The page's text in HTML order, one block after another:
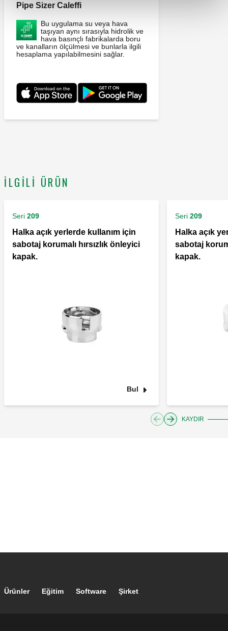
Pipe Sizer Caleffi
Bu uygulama su veya hava
taşıyan aynı sırasıyla hidrolik ve
hava basınçlı fabrikalarda boru
ve kanalların ölçülmesi ve bunlarla ilgili
hesaplama yapılabilmesini sağlar.
İLGILI ÜRÜN
Seri 209
Halka açık yerlerde kullanım için
sabotaj korumalı hırsızlık önleyici
kapak.
Bul
Seri 209
Halka açık
sabotaj
kapak.
KAYDIR
Footer main navigation
Ürünler Eğitim Software Şirket